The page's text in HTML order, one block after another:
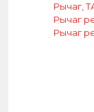
Рычаг,
Рычаг
Рычаг